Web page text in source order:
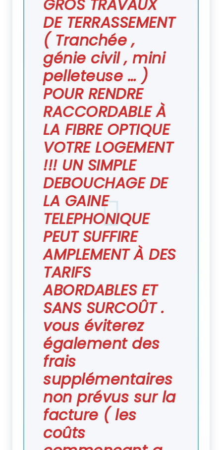
GROS TRAVAUX
DE TERRASSEMENT
( Tranchée ,
génie civil , mini
pelleteuse … )
POUR RENDRE
RACCORDABLE À
LA FIBRE OPTIQUE
VOTRE LOGEMENT
!!! UN SIMPLE
DEBOUCHAGE DE
LA GAINE
TELEPHONIQUE
PEUT SUFFIRE
AMPLEMENT À DES
TARIFS
ABORDABLES ET
SANS SURCOÛT .
vous éviterez
également des
frais
supplémentaires
non prévus sur la
facture ( les
coûts